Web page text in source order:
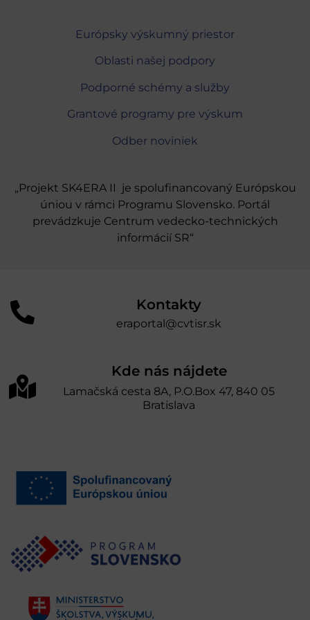
Európsky výskumný priestor
Oblasti našej podpory
Podporné schémy a služby
Grantové programy pre výskum
Odber noviniek
„Projekt SK4ERA II je spolufinancovaný Európskou
úniou v rámci Programu Slovensko. Portál
prevádzkuje Centrum vedecko-technických
informácií SR“
Kontakty
eraportal@cvtisr.sk
Kde nás nájdete
Lamačská cesta 8A, P.O.Box 47, 840 05
Bratislava